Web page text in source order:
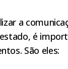
a
é
São eles: